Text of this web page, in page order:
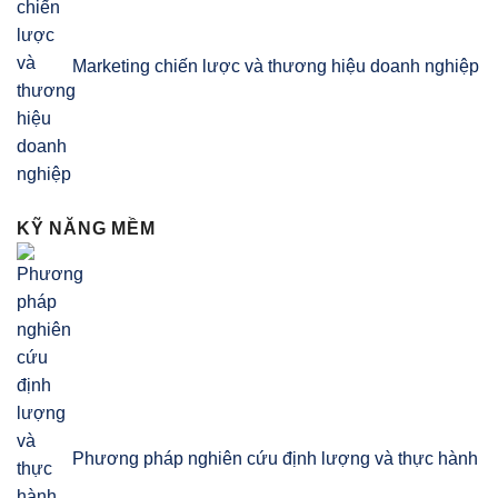
Marketing chiến lược và thương hiệu doanh nghiệp
KỸ NĂNG MỀM
Phương pháp nghiên cứu định lượng và thực hành